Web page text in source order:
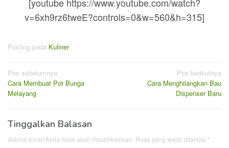
v=6xh9rz6tweE?controls=0&w=560&h=315]
Posting pada Kuliner
Navigasi
pos
Pos sebelumnya
Cara Membuat Pot Bunga
Melayang
Pos berikutnya
Cara Menghilangkan Bau
Dispenser Baru
Tinggalkan Balasan
Alamat email Anda tidak akan dipublikasikan. Ruas yang wajib ditandai *